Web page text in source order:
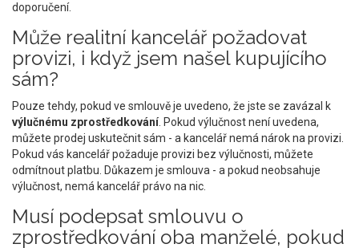
doporučení.
Může realitní kancelář požadovat
provizi, i když jsem našel kupujícího
sám?
Pouze tehdy, pokud ve smlouvě je uvedeno, že jste se zavázal k
výlučnému zprostředkování. Pokud výlučnost není uvedena,
můžete prodej uskutečnit sám - a kancelář nemá nárok na provizi.
Pokud vás kancelář požaduje provizi bez výlučnosti, můžete
odmítnout platbu. Důkazem je smlouva - a pokud neobsahuje
výlučnost, nemá kancelář právo na nic.
Musí podepsat smlouvu o
zprostředkování oba manželé, pokud